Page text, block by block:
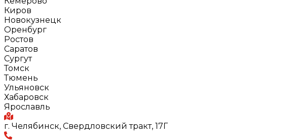
Киров
Новокузнецк
Оренбург
Ростов
Саратов
Сургут
Томск
Тюмень
Ульяновск
Хабаровск
Ярославль
г. Челябинск, Свердловский тракт, 17Г